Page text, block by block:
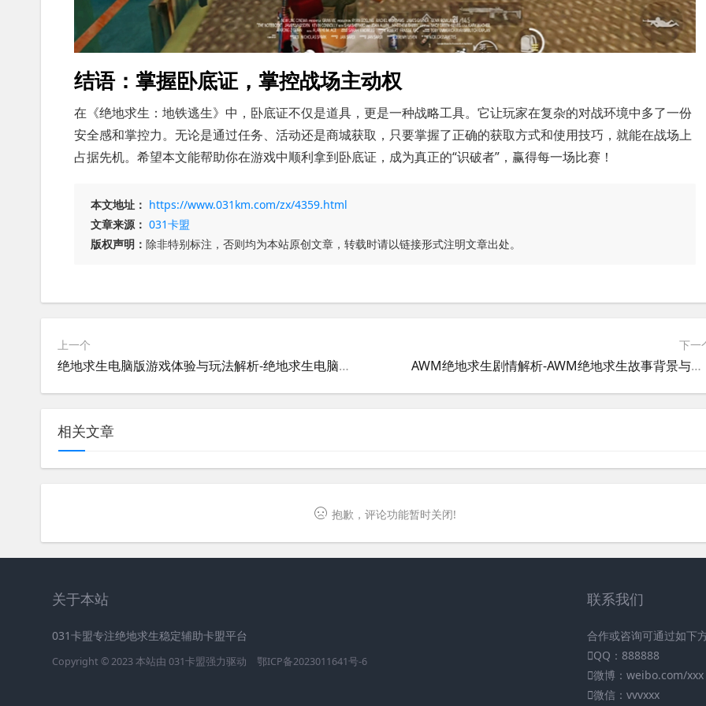
结语：掌握卧底证，掌控战场主动权
在《绝地求生：地铁逃生》中，卧底证不仅是道具，更是一种战略工具。它让玩家在复杂的对战环境中多了一份
安全感和掌控力。无论是通过任务、活动还是商城获取，只要掌握了正确的获取方式和使用技巧，就能在战场上
占据先机。希望本文能帮助你在游戏中顺利拿到卧底证，成为真正的“识破者”，赢得每一场比赛！
本文地址： https://www.031km.com/zx/4359.html
文章来源： 031卡盟
版权声明： 除非特别标注，否则均为本站原创文章，转载时请以链接形式注明文章出处。
上一个
绝地求生电脑版游戏体验与玩法解析-绝地求生电脑版最新版本玩法指南与技巧分享
下一
AWM绝地求生剧情解析-AWM绝地求生故事背景与角色分析
相关文章
抱歉，评论功能暂时关闭!
关于本站
031卡盟专注绝地求生稳定辅助卡盟平台
Copyright © 2023 本站由 031卡盟强力驱动 鄂ICP备2023011641号-6
联系我们
合作或咨询可通过如下
QQ：888888
微博：weibo.com/xxx
微信：vvvxxx